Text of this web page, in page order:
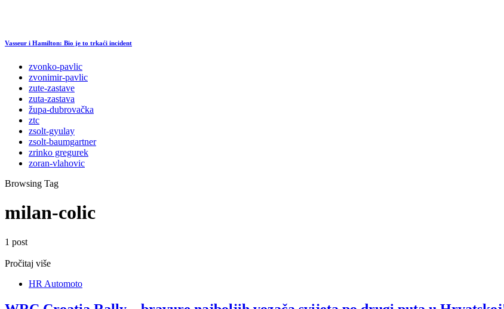
Vasseur i Hamilton: Bio je to trkaći incident
zvonko-pavlic
zvonimir-pavlic
zute-zastave
zuta-zastava
župa-dubrovačka
ztc
zsolt-gyulay
zsolt-baumgartner
zrinko gregurek
zoran-vlahovic
Browsing Tag
milan-colic
1 post
Pročitaj više
HR Automoto